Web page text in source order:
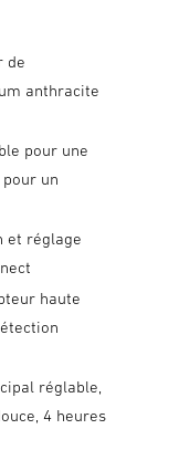
de
anthracite
pour une
un
et réglage
haute
réglable,
4 heures